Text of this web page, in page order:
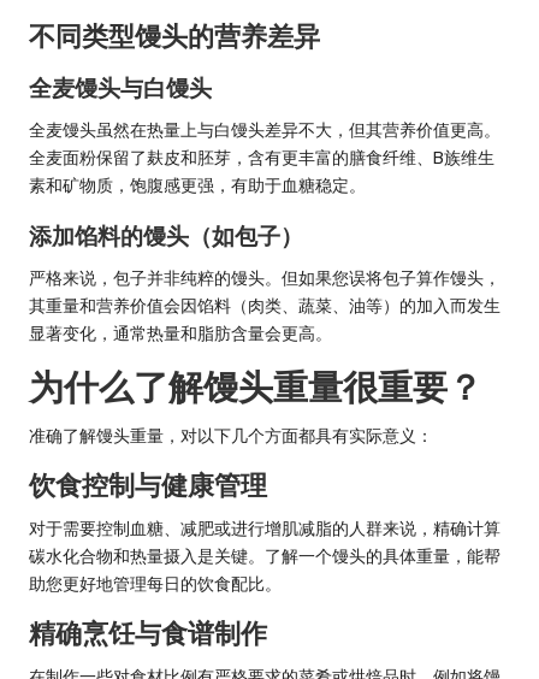
不同类型馒头的营养差异
全麦馒头与白馒头
全麦馒头虽然在热量上与白馒头差异不大，但其营养价值更高。
全麦面粉保留了麸皮和胚芽，含有更丰富的膳食纤维、B族维生
素和矿物质，饱腹感更强，有助于血糖稳定。
添加馅料的馒头（如包子）
严格来说，包子并非纯粹的馒头。但如果您误将包子算作馒头，
其重量和营养价值会因馅料（肉类、蔬菜、油等）的加入而发生
显著变化，通常热量和脂肪含量会更高。
为什么了解馒头重量很重要？
准确了解馒头重量，对以下几个方面都具有实际意义：
饮食控制与健康管理
对于需要控制血糖、减肥或进行增肌减脂的人群来说，精确计算
碳水化合物和热量摄入是关键。了解一个馒头的具体重量，能帮
助您更好地管理每日的饮食配比。
精确烹饪与食谱制作